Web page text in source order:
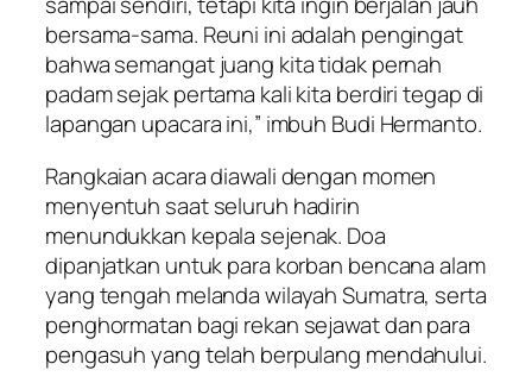
bersama-sama. Reuni ini adalah pengingat
bahwa semangat juang kita tidak pernah
padam sejak pertama kali kita berdiri tegap di
lapangan upacara ini,” imbuh Budi Hermanto.
Rangkaian acara diawali dengan momen
menyentuh saat seluruh hadirin
menundukkan kepala sejenak. Doa
dipanjatkan untuk para korban bencana alam
yang tengah melanda wilayah Sumatra, serta
penghormatan bagi rekan sejawat dan para
pengasuh yang telah berpulang mendahului.